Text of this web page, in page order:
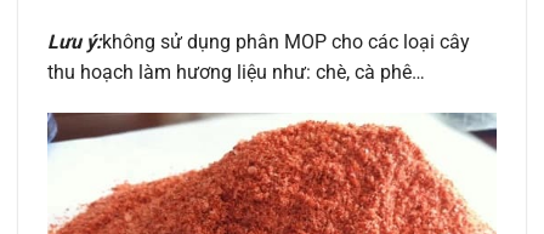
Lưu ý:không sử dụng phân MOP cho các loại cây
thu hoạch làm hương liệu như: chè, cà phê…